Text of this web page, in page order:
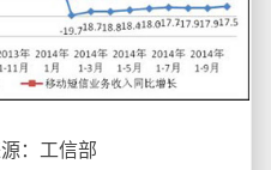
：工信部